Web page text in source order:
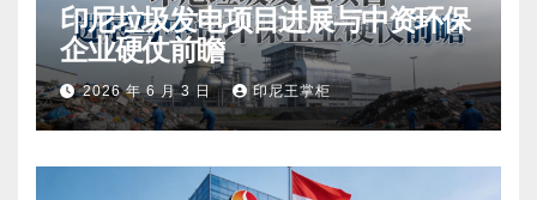
印尼垃圾发电项目进展与中资环保
企业硬仗前瞻
2026 年 6 月 3 日 印尼王掌柜